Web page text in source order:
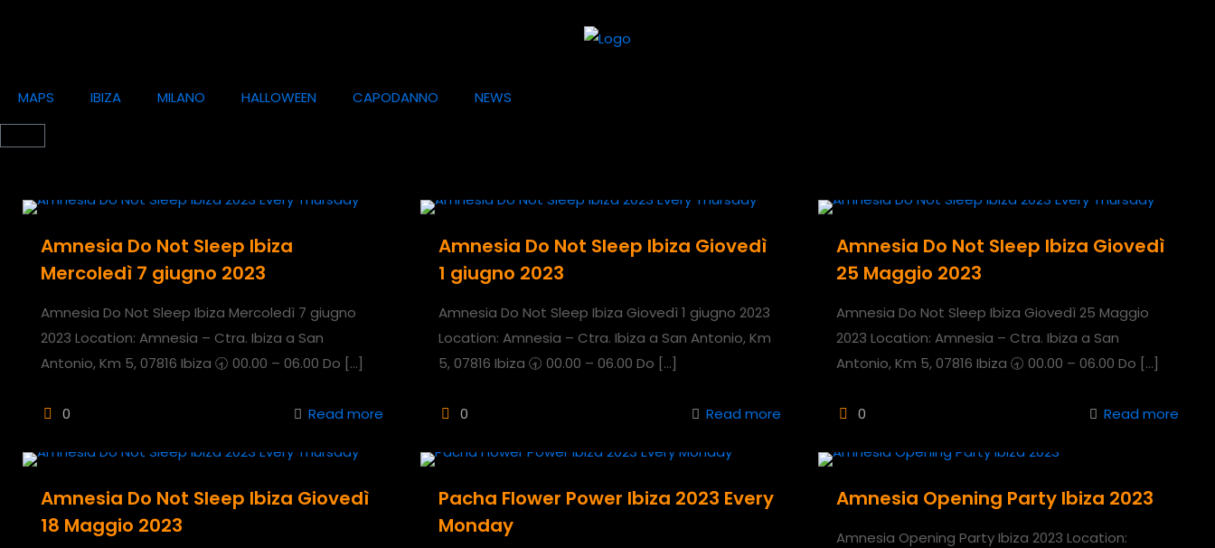
MAPS IBIZA MILANO HALLOWEEN CAPODANNO NEWS
Amnesia Do Not Sleep Ibiza
Mercoledì 7 giugno 2023
Amnesia Do Not Sleep Ibiza Mercoledì 7 giugno
2023 Location: Amnesia – Ctra. Ibiza a San
Antonio, Km 5, 07816 Ibiza 🕣 00.00 – 06.00 Do […]
0 Read more
Amnesia Do Not Sleep Ibiza Giovedì
1 giugno 2023
Amnesia Do Not Sleep Ibiza Giovedì 1 giugno 2023
Location: Amnesia – Ctra. Ibiza a San Antonio, Km
5, 07816 Ibiza 🕣 00.00 – 06.00 Do […]
0 Read more
Amnesia Do Not Sleep Ibiza Giovedì
25 Maggio 2023
Amnesia Do Not Sleep Ibiza Giovedì 25 Maggio
2023 Location: Amnesia – Ctra. Ibiza a San
Antonio, Km 5, 07816 Ibiza 🕣 00.00 – 06.00 Do […]
0 Read more
Amnesia Do Not Sleep Ibiza Giovedì
18 Maggio 2023
Pacha Flower Power Ibiza 2023 Every
Monday
Amnesia Opening Party Ibiza 2023
Amnesia Opening Party Ibiza 2023 Location: